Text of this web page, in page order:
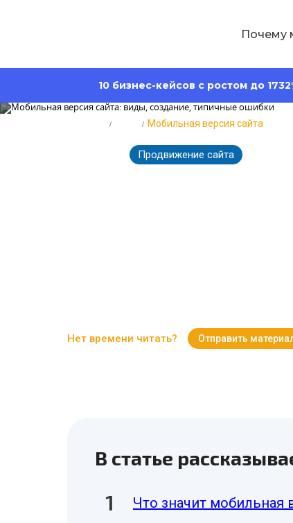
Почему
10 бизнес-кейсов с ростом до
Мобильная версия сайта
Продвижение сайта
Нет времени читать? Отправить
В статье
Что значит мобильная